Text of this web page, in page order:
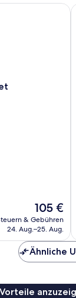
Der
Preis
beträgt
105 €
& Gebühren
24. Aug.–25. Aug.
Ähnliche